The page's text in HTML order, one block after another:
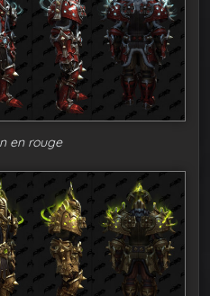
en rouge